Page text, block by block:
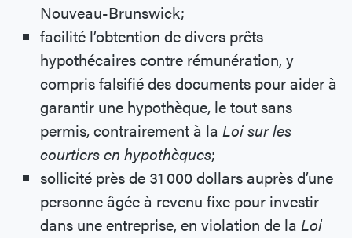
Nouveau-Brunswick;
facilité l’obtention de divers prêts
hypothécaires contre rémunération, y
compris falsifié des documents pour aider à
garantir une hypothèque, le tout sans
permis, contrairement à la Loi sur les
courtiers en hypothèques;
sollicité près de 31 000 dollars auprès d’une
personne âgée à revenu fixe pour investir
dans une entreprise, en violation de la Loi